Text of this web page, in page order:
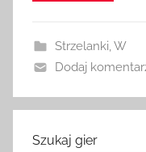
Strzelanki W
Dodaj
Szukaj gier